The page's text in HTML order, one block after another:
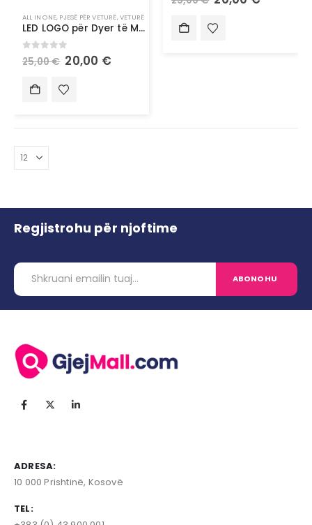
ALL IN ONE, PJESË PËR VETURË,VETURË
LED LOGO për Dyer të Makinës (me Lidhje Elektrike) – Personalizim, Stil dhe Teknologji në Çdo Hap
out of 5
25,00€ 20,00 €
Regjistrohu për njoftime
ADRESA:
10 000 Prishtinë, Kosovë
TEL: